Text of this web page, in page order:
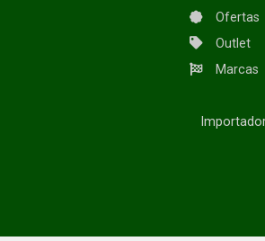
Ofertas
Outlet
Marcas